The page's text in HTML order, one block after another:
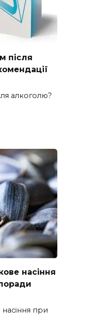
після
алкоголю?
насіння
при